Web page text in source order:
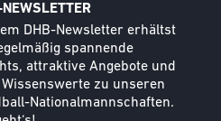
NEWSLETTER
DHB-Newsletter erhältst
spannende
attraktive Angebote und
Wissenswerte zu unseren
Nationalmannschaften.